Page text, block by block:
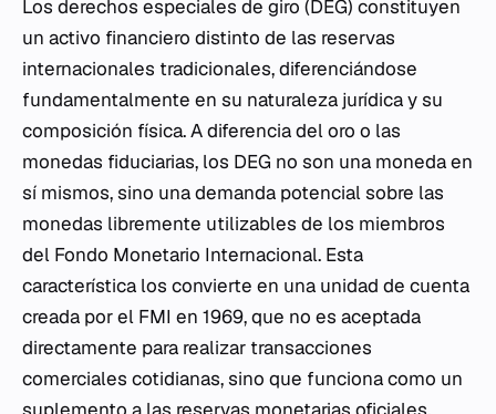
Los derechos especiales de giro (DEG) constituyen
un activo financiero distinto de las reservas
internacionales tradicionales, diferenciándose
fundamentalmente en su naturaleza jurídica y su
composición física. A diferencia del oro o las
monedas fiduciarias, los DEG no son una moneda en
sí mismos, sino una demanda potencial sobre las
monedas libremente utilizables de los miembros
del Fondo Monetario Internacional. Esta
característica los convierte en una unidad de cuenta
creada por el FMI en 1969, que no es aceptada
directamente para realizar transacciones
comerciales cotidianas, sino que funciona como un